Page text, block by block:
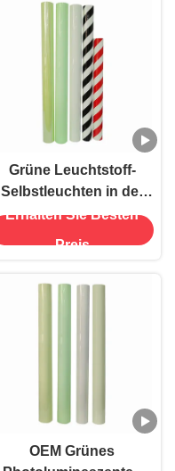
Grüne Leuchtstoff-
Selbstleuchten in der
Dunkelheit Vinyl-
Erhalten Sie Besten
Preis
OEM Grünes